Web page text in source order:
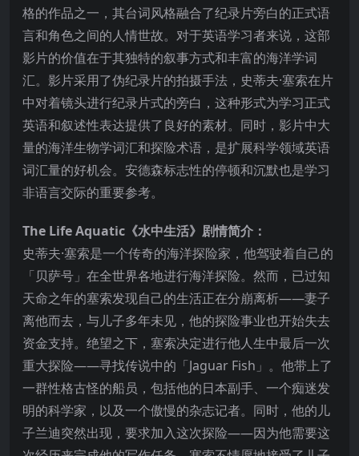
格的作品之一，其台词风格融合了纪录片旁白的正式语
言和角色之间的人情世故。对于英语学习者来说，这部
影片的价值在于其独特的叙事方式和丰富的海洋学词
汇。影片采用了伪纪录片的拍摄手法，史蒂夫·塞索在片
中对着镜头进行纪录片式的旁白，这种形式为学习正式
英语和叙述性表达提供了良好的素材。同时，影片中大
量的海洋生物学词汇和探险术语，是扩展科学领域英语
词汇量的好机会。安德森标志性的停顿和沉默也是学习
非语言交际的重要参考。
The Life Aquatic《水中生活》剧情简介：
史蒂夫·塞索是一个传奇的海洋探险家，他驾驶着自己的
「贝萨号」在全世界各地进行海洋探险。然而，已过知
天命之年的塞索发现自己的生活正在分崩离析——妻子
离他而去，与儿子多年未见，他的探险事业也开始失去
资金支持。绝望之下，塞索决定进行他人生中最后一次
重大探险——寻找传说中的「Jaguar Fish」。他带上了
一群性格古怪的船员，包括他的日本副手、一个痴迷发
明的科学家，以及一个傲慢的杂志记者。同时，他的儿
子兰迪突然出现，要求加入这次探险——因为他需要这